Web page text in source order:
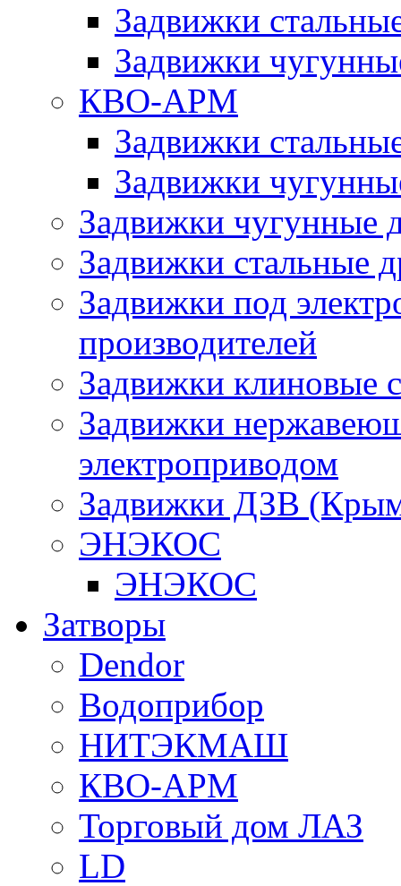
Задвижки
Задвижки
КВО-АРМ
Задвижки
Задвижки
Задвижки чугунные
Задвижки стальные
Задвижки под
производителей
Задвижки клиновые
Задвижки
электроприводом
Задвижки ДЗВ
ЭНЭКОС
ЭНЭКОС
Затворы
Dendor
Водоприбор
НИТЭКМАШ
КВО-АРМ
Торговый дом ЛАЗ
LD